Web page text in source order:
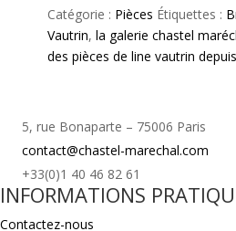
Catégorie : Pièces Étiquettes :
Vautrin, la galerie chastel
des pièces de line vautrin
5, rue Bonaparte – 75006 Paris
contact@chastel-marechal.com
+33(0)1 40 46 82 61
INFORMATIONS
Contactez-nous